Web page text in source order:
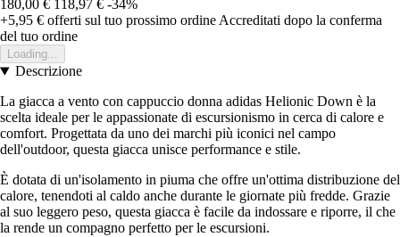
180,00 € 118,97 € -34%
+5,95 € offerti sul tuo prossimo ordineAccreditati dopo la conferma
del tuo ordine
Loading...
Descrizione
La giacca a vento con cappuccio donna adidas Helionic Down è la
scelta ideale per le appassionate di escursionismo in cerca di calore e
comfort. Progettata da uno dei marchi più iconici nel campo
dell'outdoor, questa giacca unisce performance e stile.
È dotata di un'isolamento in piuma che offre un'ottima distribuzione del
calore, tenendoti al caldo anche durante le giornate più fredde. Grazie
al suo leggero peso, questa giacca è facile da indossare e riporre, il che
la rende un compagno perfetto per le escursioni.